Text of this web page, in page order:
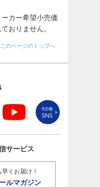
カー希望小売価
おりません。
このページのトップへ
サービス
くお届け！
ルマガジン